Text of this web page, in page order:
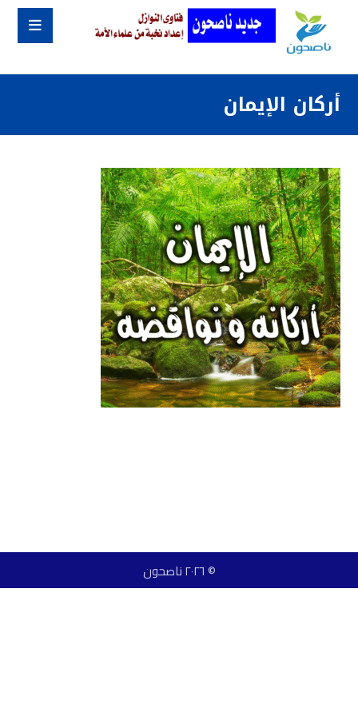
أركان الإيمان
© ٢٠٢٦ ناصحون